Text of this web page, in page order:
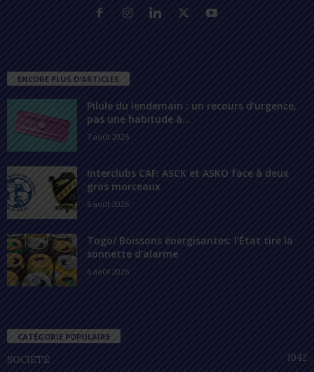
ENCORE PLUS D'ARTICLES
Pilule du lendemain : un recours d’urgence,
pas une habitude à...
7 août 2026
Interclubs CAF: ASCK et ASKO face à deux
gros morceaux
6 août 2026
Togo/ Boissons énergisantes: l’État tire la
sonnette d’alarme
6 août 2026
CATÉGORIE POPULAIRE
SOCIÉTÉ
1042